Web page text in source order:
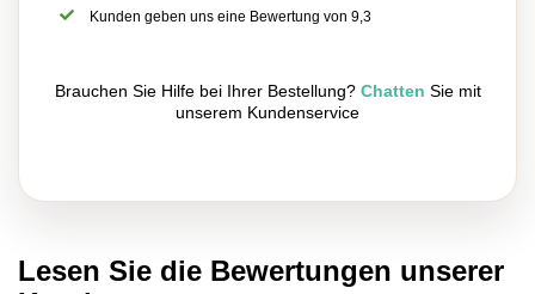
Kunden geben uns eine Bewertung von 9,3
Brauchen Sie Hilfe bei Ihrer Bestellung? Chatten Sie mit
unserem Kundenservice
Lesen Sie die Bewertungen unserer